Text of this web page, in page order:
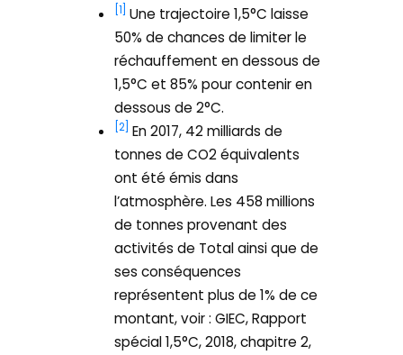
[1] Une trajectoire 1,5°C laisse
50% de chances de limiter le
réchauffement en dessous de
1,5°C et 85% pour contenir en
dessous de 2°C.
[2] En 2017, 42 milliards de
tonnes de CO2 équivalents
ont été émis dans
l’atmosphère. Les 458 millions
de tonnes provenant des
activités de Total ainsi que de
ses conséquences
représentent plus de 1% de ce
montant, voir : GIEC, Rapport
spécial 1,5°C, 2018, chapitre 2,